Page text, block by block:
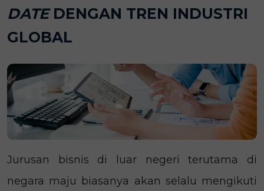
DATE DENGAN TREN INDUSTRI
GLOBAL
Jurusan bisnis di luar negeri terutama di
negara maju biasanya akan selalu mengikuti